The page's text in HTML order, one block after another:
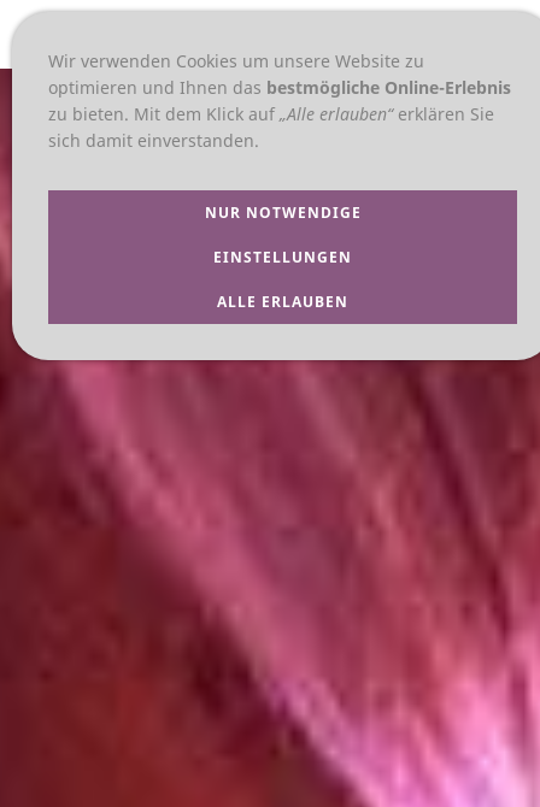
Wir verwenden Cookies um unsere Website zu
optimieren und Ihnen das bestmögliche Online-Erlebnis
zu bieten. Mit dem Klick auf „Alle erlauben“erklären Sie
sich damit einverstanden.
NUR NOTWENDIGE
EINSTELLUNGEN
ALLE ERLAUBEN